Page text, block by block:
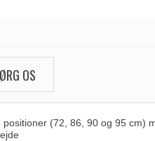
OS
(72, 86, 90 og 95 cm)